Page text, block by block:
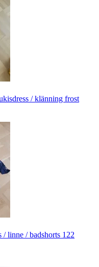
/ klänning frost
/ linne / badshorts 122